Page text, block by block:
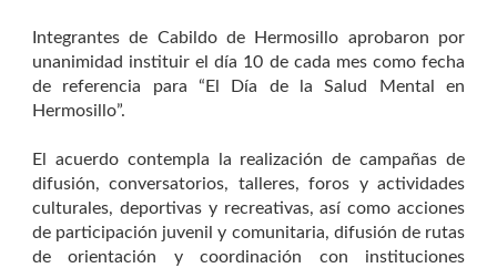
Integrantes de Cabildo de Hermosillo aprobaron por
unanimidad instituir el día 10 de cada mes como fecha
de referencia para “El Día de la Salud Mental en
Hermosillo”.
El acuerdo contempla la realización de campañas de
difusión, conversatorios, talleres, foros y actividades
culturales, deportivas y recreativas, así como acciones
de participación juvenil y comunitaria, difusión de rutas
de orientación y coordinación con instituciones